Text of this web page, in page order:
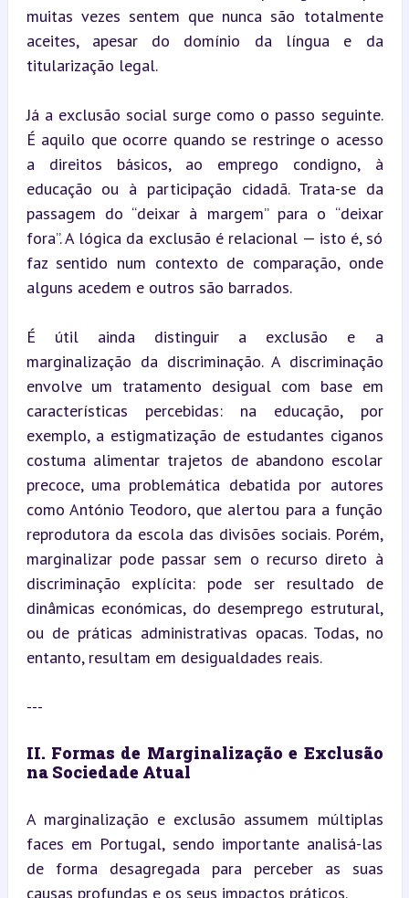
muitas vezes sentem que nunca são totalmente
aceites, apesar do domínio da língua e da
titularização legal.
Já a exclusão social surge como o passo seguinte.
É aquilo que ocorre quando se restringe o acesso
a direitos básicos, ao emprego condigno, à
educação ou à participação cidadã. Trata-se da
passagem do “deixar à margem” para o “deixar
fora”. A lógica da exclusão é relacional — isto é, só
faz sentido num contexto de comparação, onde
alguns acedem e outros são barrados.
É útil ainda distinguir a exclusão e a
marginalização da discriminação. A discriminação
envolve um tratamento desigual com base em
características percebidas: na educação, por
exemplo, a estigmatização de estudantes ciganos
costuma alimentar trajetos de abandono escolar
precoce, uma problemática debatida por autores
como António Teodoro, que alertou para a função
reprodutora da escola das divisões sociais. Porém,
marginalizar pode passar sem o recurso direto à
discriminação explícita: pode ser resultado de
dinâmicas económicas, do desemprego estrutural,
ou de práticas administrativas opacas. Todas, no
entanto, resultam em desigualdades reais.
---
II. Formas de Marginalização e Exclusão
na Sociedade Atual
A marginalização e exclusão assumem múltiplas
faces em Portugal, sendo importante analisá-las
de forma desagregada para perceber as suas
causas profundas e os seus impactos práticos.